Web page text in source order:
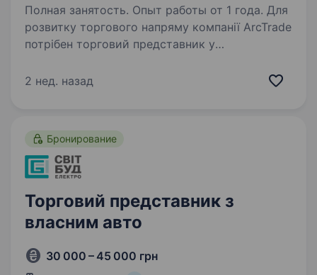
Полная занятость. Опыт работы от 1 года. Для
розвитку торгового напряму компанії ArcTrade
потрібен торговий представник у
представником ТМ Viko, Noark, Neomax, Luxel
2 нед. назад
Бронирование
Торговий представник з
власним авто
30 000 – 45 000 грн